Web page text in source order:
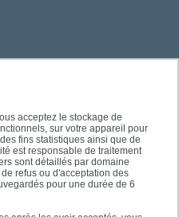
acceptez le stockage de
sur votre appareil pour
fins statistiques ainsi que de
est responsable de traitement
sont détaillés par domaine
refus ou d'acceptation des
pour une durée de 6
sciences